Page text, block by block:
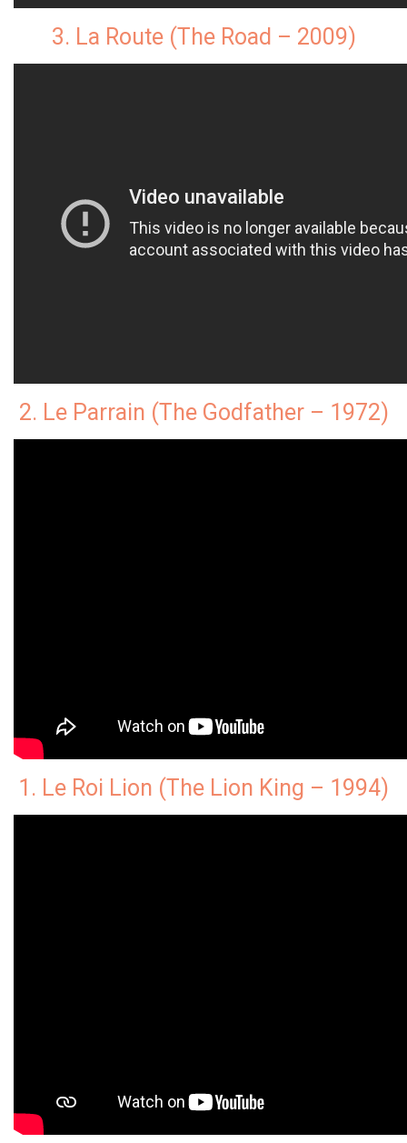
3. La Route (The Road – 2009)
2. Le Parrain (The Godfather – 1972)
1. Le Roi Lion (The Lion King – 1994)